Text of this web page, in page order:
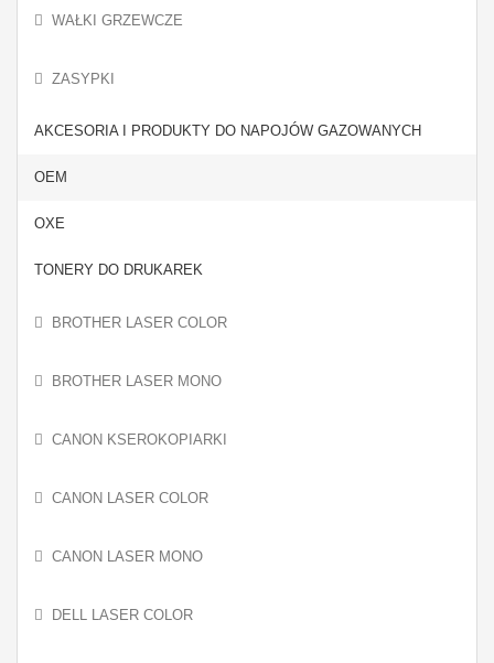
WAŁKI GRZEWCZE
ZASYPKI
AKCESORIA I PRODUKTY DO NAPOJÓW GAZOWANYCH
OEM
OXE
TONERY DO DRUKAREK
BROTHER LASER COLOR
BROTHER LASER MONO
CANON KSEROKOPIARKI
CANON LASER COLOR
CANON LASER MONO
DELL LASER COLOR